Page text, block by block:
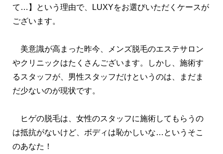
て…】という理由で、LUXYをお選びいただくケースが
ございます。
美意識が高まった昨今、メンズ脱毛のエステサロン
やクリニックはたくさんございます。しかし、施術す
るスタッフが、男性スタッフだけというのは、まだま
だ少ないのが現状です。
ヒゲの脱毛は、女性のスタッフに施術してもらうの
は抵抗がないけど、ボディは恥かしいな…というそこ
のあなた！